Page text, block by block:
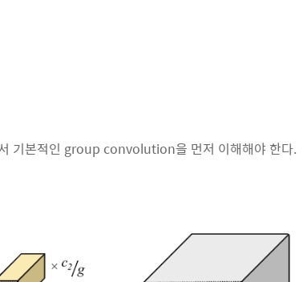
본적인 group convolution을 먼저 이해해야 한다.